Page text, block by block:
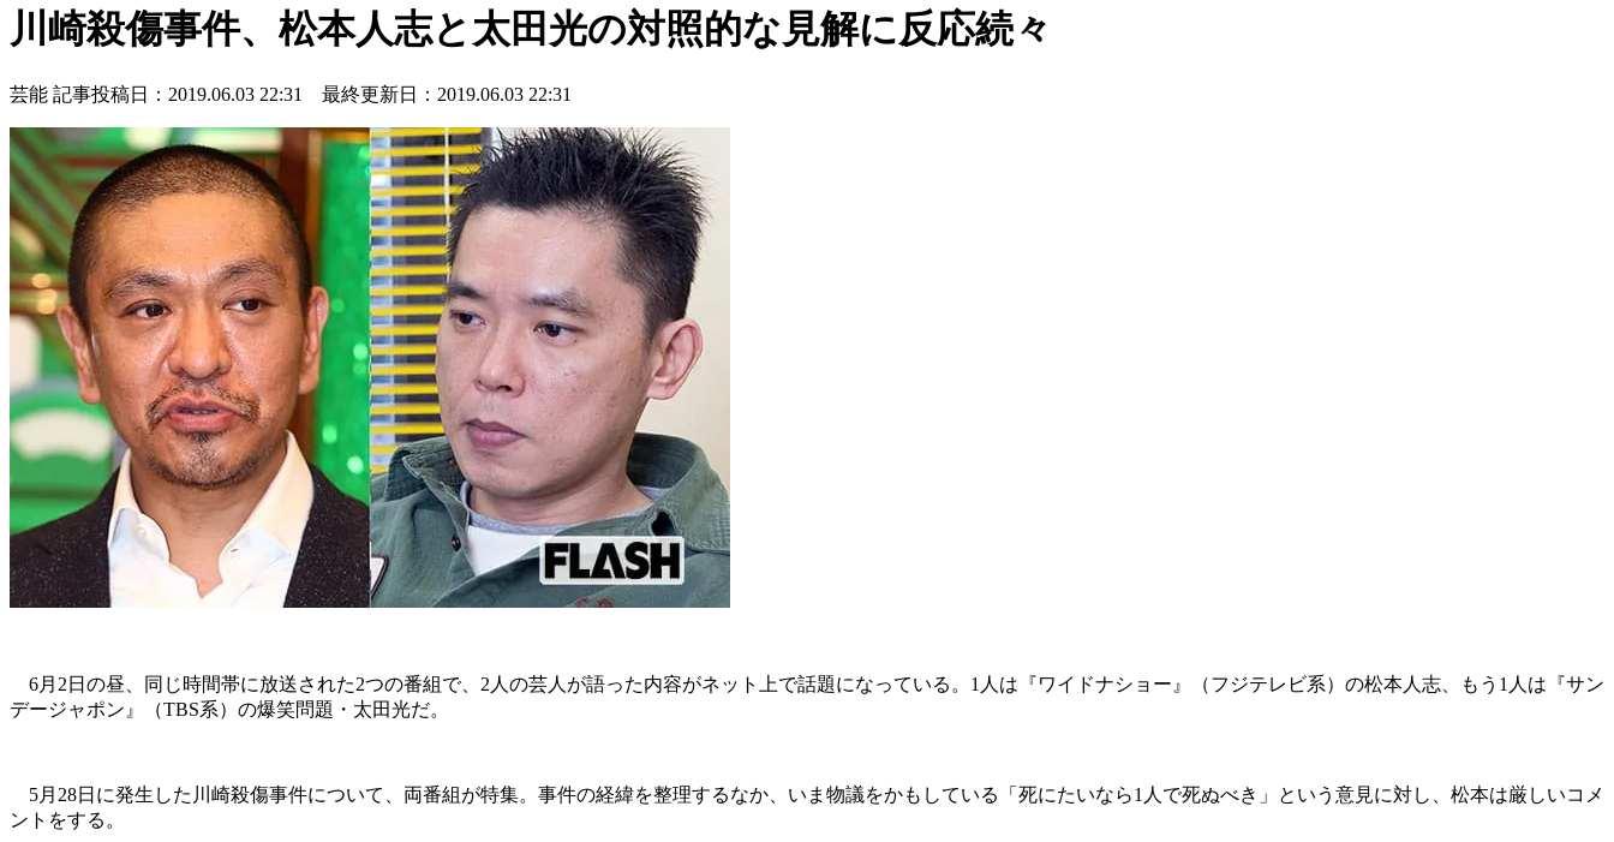
川崎殺傷事件、松本人志と太田光の対照的な見解に反応続々
芸能 記事投稿日：2019.06.03 22:31 最終更新日：2019.06.03 22:31
6月2日の昼、同じ時間帯に放送された2つの番組で、2人の芸人が語った内容がネット上で話題になっている。1人は『ワイドナショー』（フジテレビ系）の松本人志、もう1人は『サン
デージャポン』（TBS系）の爆笑問題・太田光だ。
5月28日に発生した川崎殺傷事件について、両番組が特集。事件の経緯を整理するなか、いま物議をかもしている「死にたいなら1人で死ぬべき」という意見に対し、松本は厳しいコメ
ントをする。